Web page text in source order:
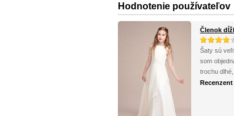
Hodnotenie používateľov
Členok
Šaty sú
som
trochu
Recenzent